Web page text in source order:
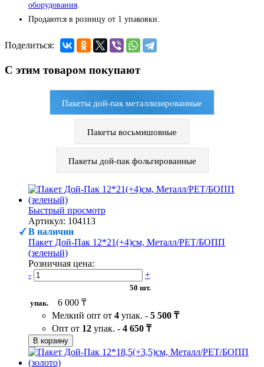
оборудования.
Продаются в розницу от 1 упаковки.
Поделиться:
С этим товаром покупают
Пакеты дой-пак металлизированные
Пакеты восьмишовные
Пакеты дой-пак фольгированные
Быстрый просмотр
Артикул: 104113
В наличии
Пакет Дой-Пак 12*21(+4)см, Металл/PET/БОПП
(зеленый)
Розничная цена:
-
+
50 шт.
упак.
6 000 ₸
Мелкий опт от 4 упак. - 5 500 ₸
Опт от 12 упак. - 4 650 ₸
В корзину